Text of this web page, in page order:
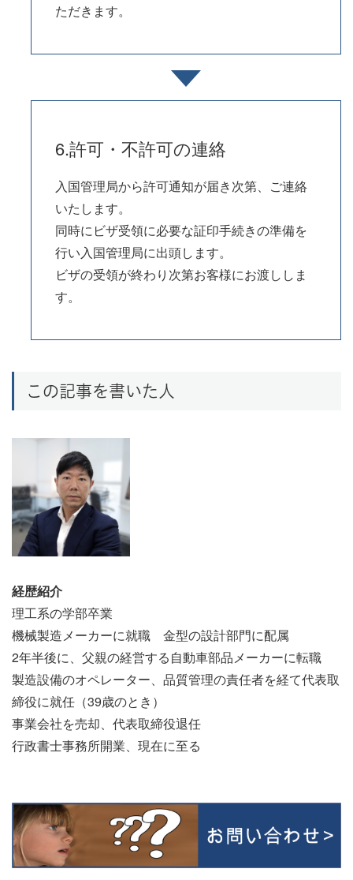
ただきます。
6.許可・不許可の連絡
入国管理局から許可通知が届き次第、ご連絡
いたします。
同時にビザ受領に必要な証印手続きの準備を
行い入国管理局に出頭します。
ビザの受領が終わり次第お客様にお渡ししま
す。
この記事を書いた人
経歴紹介
理工系の学部卒業
機械製造メーカーに就職 金型の設計部門に配属
2年半後に、父親の経営する自動車部品メーカーに転職
製造設備のオペレーター、品質管理の責任者を経て代表取
締役に就任（39歳のとき）
事業会社を売却、代表取締役退任
行政書士事務所開業、現在に至る